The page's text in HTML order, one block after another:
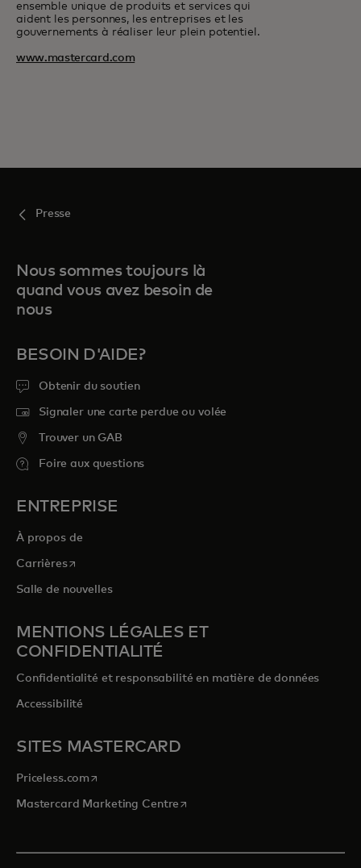
ensemble unique de produits et services qui
aident les personnes, les entreprises et les
gouvernements à réaliser leur plein potentiel.
www.mastercard.com
Presse
Nous sommes toujours là
quand vous avez besoin de
nous
BESOIN D'AIDE?
Obtenir du soutien
Signaler une carte perdue ou volée
Trouver un GAB
Foire aux questions
ENTREPRISE
À propos de
Carrièress’ouvre dans un nouvel onglet
Salle de nouvelles
MENTIONS LÉGALES ET
CONFIDENTIALITÉ
Confidentialité et responsabilité en matière de données
Accessibilité
SITES MASTERCARD
Priceless.com s’ouvre dans un nouvel onglet
Mastercard Marketing Centre s’ouvre dans un nouvel onglet